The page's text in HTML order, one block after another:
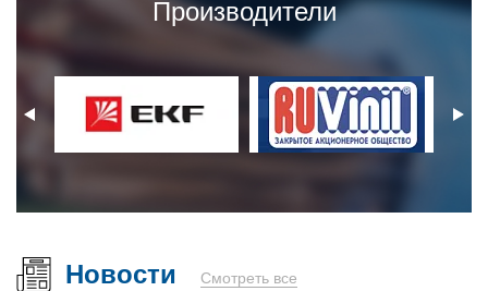
Производители
Новости Смотреть все